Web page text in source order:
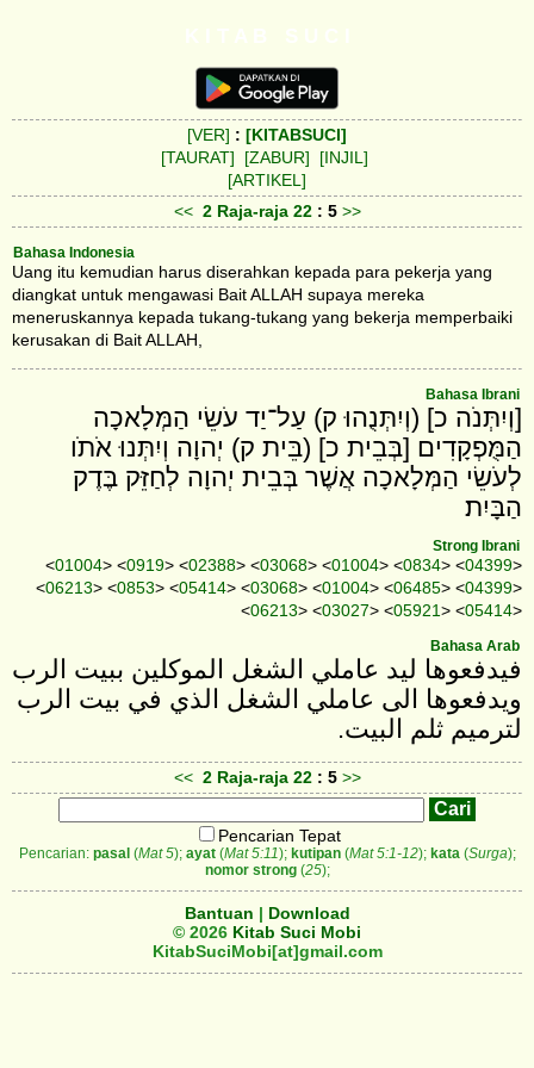
[VER] : [KITABSUCI]
[TAURAT]
[ZABUR]
[INJIL]
[ARTIKEL]
<< 2 Raja-raja 22 : 5 >>
Bahasa Indonesia
Uang itu kemudian harus diserahkan kepada para pekerja yang
diangkat untuk mengawasi Bait ALLAH supaya mereka
meneruskannya kepada tukang-tukang yang bekerja memperbaiki
kerusakan di Bait ALLAH,
Bahasa Ibrani
[וְיִתְּנֹה כ] (וְיִתְּנֻהוּ ק) עַל־יַד עֹשֵׂי הַמְּלָאכָה
הַמֻּפְקָדִים [בְּבֵית כ] (בֵּית ק) יְהוָה וְיִתְּנוּ אֹתֹו
לְעֹשֵׂי הַמְּלָאכָה אֲשֶׁר בְּבֵית יְהוָה לְחַזֵּק בֶּדֶק
הַבָּיִת׃
Strong Ibrani
<01004> <0919> <02388> <03068> <01004> <0834> <04399>
<06213> <0853> <05414> <03068> <01004> <06485> <04399>
<06213> <03027> <05921> <05414>
Bahasa Arab
فيدفعوها ليد عاملي الشغل الموكلين ببيت الرب
ويدفعوها الى عاملي الشغل الذي في بيت الرب
لترميم ثلم البيت.
<< 2 Raja-raja 22 : 5 >>
Pencarian Tepat
Pencarian: pasal(Mat 5); ayat(Mat 5:11); kutipan(Mat 5:1-12); kata (Surga);
nomor strong(25);
Bantuan | Download
© 2026 Kitab Suci Mobi
KitabSuciMobi[at]gmail.com